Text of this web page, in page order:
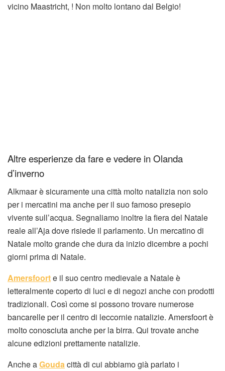
vicino Maastricht, ! Non molto lontano dal Belgio!
Altre esperienze da fare e vedere in Olanda
d’inverno
Alkmaar è sicuramente una città molto natalizia non solo
per i mercatini ma anche per il suo famoso presepio
vivente sull’acqua. Segnaliamo inoltre la fiera del Natale
reale all’Aja dove risiede il parlamento. Un mercatino di
Natale molto grande che dura da inizio dicembre a pochi
giorni prima di Natale.
Amersfoorte il suo centro medievale a Natale è
letteralmente coperto di luci e di negozi anche con prodotti
tradizionali. Così come si possono trovare numerose
bancarelle per il centro di leccornie natalizie. Amersfoort è
molto conosciuta anche per la birra. Qui trovate anche
alcune edizioni prettamente natalizie.
Anche aGoudacittà di cui abbiamo già parlato i